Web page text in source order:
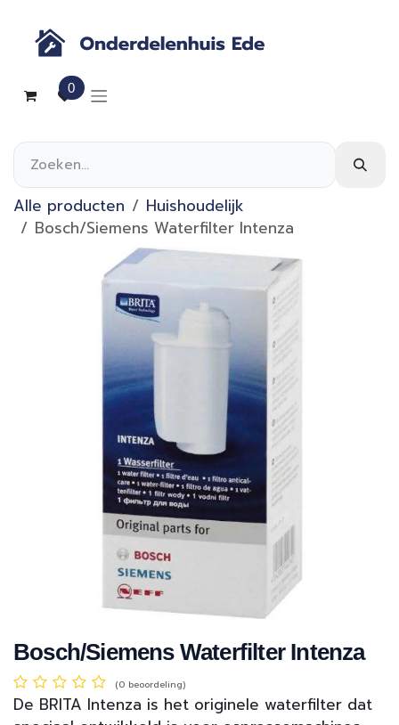
0
Alle producten
Huishoudelijk
Bosch/Siemens Waterfilter Intenza
Bosch/Siemens Waterfilter Intenza
(0 beoordeling)
De BRITA Intenza is het originele waterfilter dat